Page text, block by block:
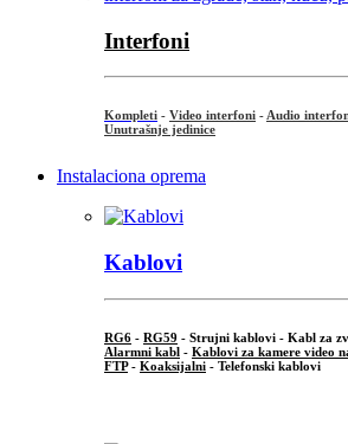
Interfoni
Kompleti - Video interfoni - Audio
Unutrašnje jedinice
Instalaciona oprema
Kablovi
RG6 - RG59 - Strujni kablovi - Kabl za
Alarmni kabl - Kablovi za kamere video
FTP- Koaksijalni - Telefonski kablovi